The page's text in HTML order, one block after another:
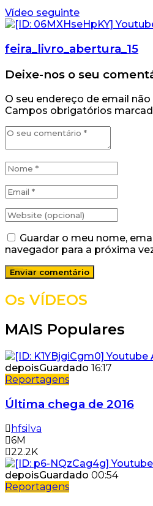
Vídeo seguinte
feira_livro_abertura_15
Deixe-nos o seu
O seu endereço de email
Campos obrigatórios
Guardar o meu nome,
navegador para a próxima
Os VÍDEOS
MAIS Populares
depoisGuardado 16:17
Reportagens
Última chega de 2016
hfsilva
6M
22.2K
depoisGuardado 00:54
Reportagens